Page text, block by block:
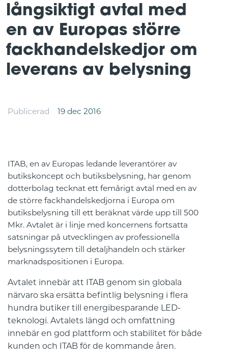
långsiktigt avtal med
en av Europas större
fackhandelskedjor om
leverans av belysning
Publicerad 19 dec 2016
ITAB, en av Europas ledande leverantörer av
butikskoncept och butiksbelysning, har genom
dotterbolag tecknat ett femårigt avtal med en av
de större fackhandelskedjorna i Europa om
butiksbelysning till ett beräknat värde upp till 500
Mkr. Avtalet är i linje med koncernens fortsatta
satsningar på utvecklingen av professionella
belysningssytem till detaljhandeln och stärker
marknadspositionen i Europa.
Avtalet innebär att ITAB genom sin globala
närvaro ska ersätta befintlig belysning i flera
hundra butiker till energibesparande LED-
teknologi. Avtalets längd och omfattning
innebär en god plattform och stabilitet för både
kunden och ITAB för de kommande åren.